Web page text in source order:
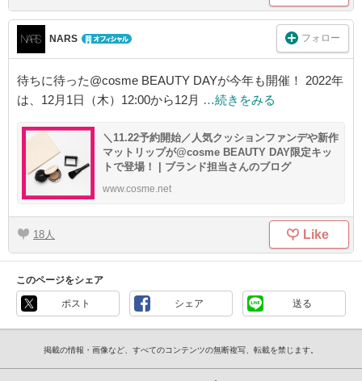
NARS フォロー
待ちに待った@cosme BEAUTY DAYが今年も開催！ 2022年
は、12月1日（木）12:00から12月 …続きをみる
＼11.22予約開始／人気クッションファンデや新作
マットリップが@cosme BEAUTY DAY限定キッ
トで登場！ | ブランド担当さんのブログ
www.cosme.net
18 Like
このページをシェア
ポスト シェア 送る
掲載の情報・画像など、すべてのコンテンツの無断複写、転載を禁じます。